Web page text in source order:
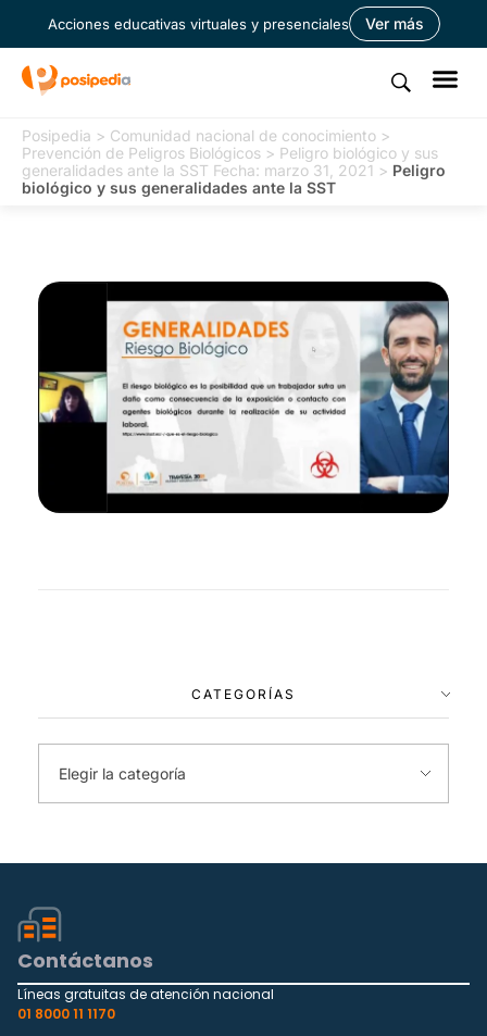
Acciones educativas virtuales y presenciales Ver más
Posipedia > Comunidad nacional de conocimiento >
Prevención de Peligros Biológicos > Peligro biológico y sus
generalidades ante la SST Fecha: marzo 31, 2021 > Peligro
biológico y sus generalidades ante la SST
CATEGORÍAS
Contáctanos
Líneas gratuitas de atención nacional
01 8000 11 1170